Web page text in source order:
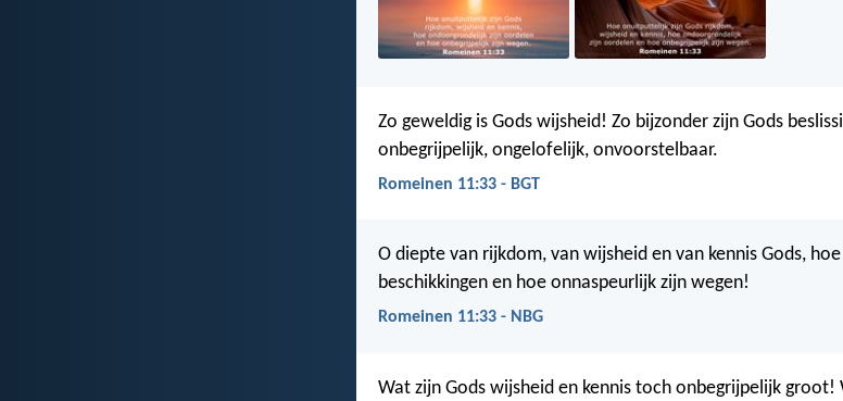
Zo geweldig is Gods wijsheid! Zo bijzonder zijn Gods
onbegrijpelijk, ongelofelijk, onvoorstelbaar.
Romeinen 11:33 - BGT
O diepte van rijkdom, van wijsheid en van kennis Gods,
beschikkingen en hoe onnaspeurlijk zijn wegen!
Romeinen 11:33 - NBG
Wat zijn Gods wijsheid en kennis toch onbegrijpelijk